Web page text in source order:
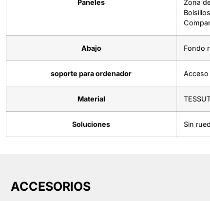
Paneles
Zona
Abajo Fondo
soporte para ordenador Acceso
Material
Soluciones Sin
ACCESORIOS